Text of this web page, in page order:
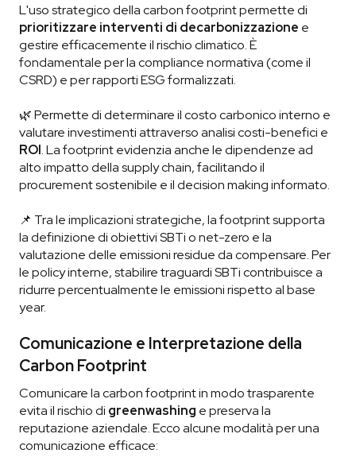
L'uso strategico della carbon footprint permette di
prioritizzare interventi di decarbonizzazione e
gestire efficacemente il rischio climatico. È
fondamentale per la compliance normativa (come il
CSRD) e per rapporti ESG formalizzati.
🌿 Permette di determinare il costo carbonico interno e
valutare investimenti attraverso analisi costi-benefici e
ROI. La footprint evidenzia anche le dipendenze ad
alto impatto della supply chain, facilitando il
procurement sostenibile e il decision making informato.
📌 Tra le implicazioni strategiche, la footprint supporta
la definizione di obiettivi SBTi o net-zero e la
valutazione delle emissioni residue da compensare. Per
le policy interne, stabilire traguardi SBTi contribuisce a
ridurre percentualmente le emissioni rispetto al base
year.
Comunicazione e Interpretazione della
Carbon Footprint
Comunicare la carbon footprint in modo trasparente
evita il rischio di greenwashing e preserva la
reputazione aziendale. Ecco alcune modalità per una
comunicazione efficace: